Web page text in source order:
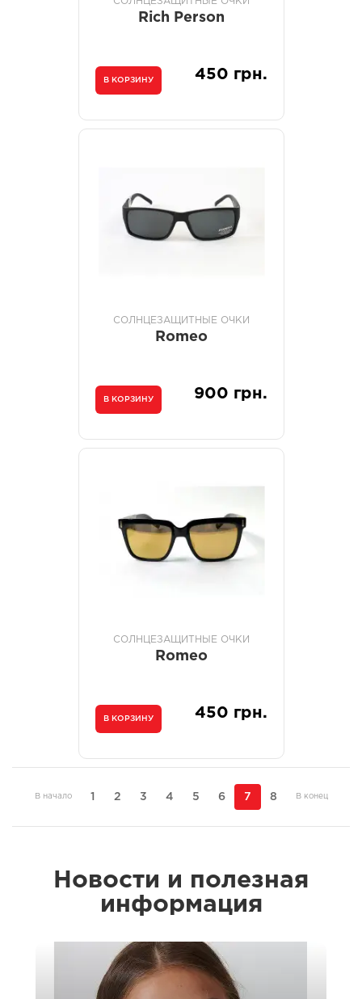
Rich Person
В КОРЗИНУ 450 грн.
СОЛНЦЕЗАЩИТНЫЕ ОЧКИ
Romeo
В КОРЗИНУ 900 грн.
СОЛНЦЕЗАЩИТНЫЕ ОЧКИ
Romeo
В КОРЗИНУ 450 грн.
В начало 1 2 3 4 5 6 7 8 В конец
Новости и полезная
информация